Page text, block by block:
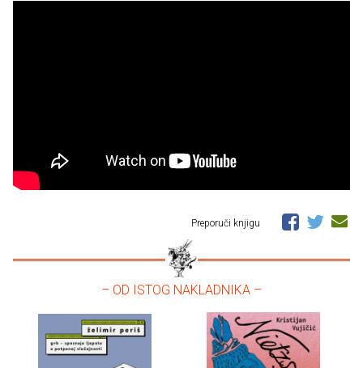
Preporuči knjigu
– OD ISTOG NAKLADNIKA –